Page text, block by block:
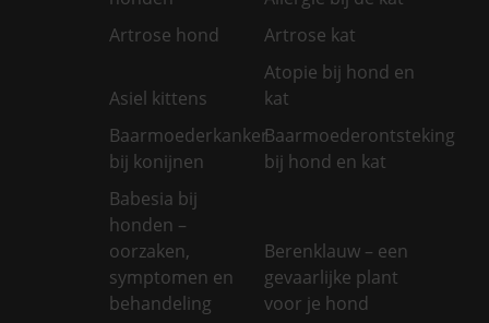
Artrose hond
Artrose kat
Asiel kittens
Atopie bij hond en
kat
Baarmoederkanker
bij konijnen
Baarmoederontsteking
bij hond en kat
Babesia bij
honden –
oorzaken,
symptomen en
behandeling
Berenklauw – een
gevaarlijke plant
voor je hond